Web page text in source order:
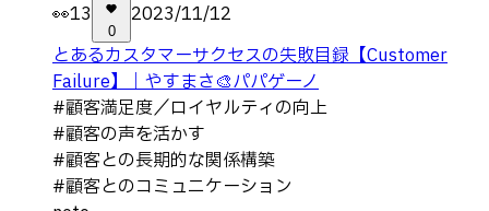
👀13
0
2023/11/12
とあるカスタマーサクセスの失敗目録【Customer
Failure】｜やすまさ🎨パパゲーノ
#顧客満足度／ロイヤルティの向上
#顧客の声を活かす
#顧客との長期的な関係構築
#顧客とのコミュニケーション